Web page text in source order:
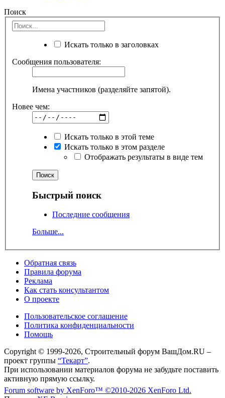
Поиск
Искать только в заголовках
Сообщения пользователя:
Имена участников (разделяйте запятой).
Новее чем:
Искать только в этой теме
Искать только в этом разделе
Отображать результаты в виде тем
Быстрый поиск
Последние сообщения
Больше...
Обратная связь
Правила форума
Реклама
Как стать консультантом
О проекте
Пользовательское соглашение
Политика конфиденциальности
Помощь
Copyright © 1999-2026, Строительный форум ВашДом.RU –
проект группы “Текарт”.
При использовании материалов форума не забудьте поставить
активную прямую ссылку.
Forum software by XenForo™ ©2010-2026 XenForo Ltd.